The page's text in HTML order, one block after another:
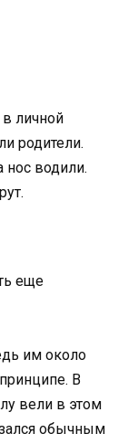
личной
родители.
нос водили.
еще
им около
В
вели в этом
обычным